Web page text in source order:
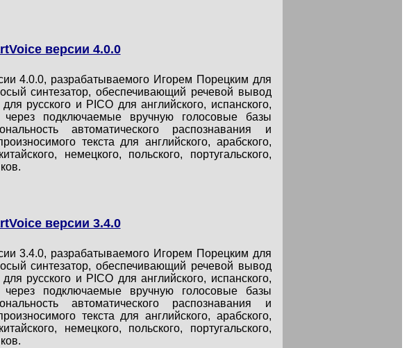
версии 4.0.0
4.0.0, разрабатываемого Игорем Порецким для
синтезатор, обеспечивающий речевой вывод
русского и PICO для английского, испанского,
через подключаемые вручную голосовые базы
автоматического распознавания и
текста для английского, арабского,
немецкого, польского, португальского,
версии 3.4.0
3.4.0, разрабатываемого Игорем Порецким для
синтезатор, обеспечивающий речевой вывод
русского и PICO для английского, испанского,
через подключаемые вручную голосовые базы
автоматического распознавания и
текста для английского, арабского,
немецкого, польского, португальского,